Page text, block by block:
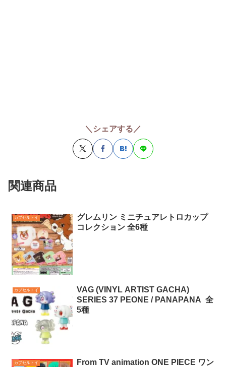
＼シェアする／
関連商品
カプセルトイ
グレムリン ミニチュアレトロカップ
コレクション 全6種
カプセルトイ
VAG (VINYL ARTIST GACHA)
SERIES 37 PEONE / PANAPANA 全
5種
カプセルトイ
From TV animation ONE PIECE ワン